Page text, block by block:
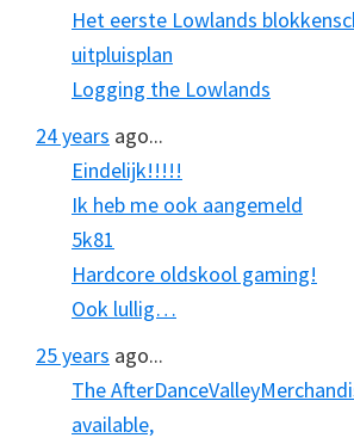
Het eerste Lowlands
uitpluisplan
Logging the Lowlands
24 years ago...
Eindelijk!!!!!
Ik heb me ook aangemeld
5k81
Hardcore oldskool gaming!
Ook lullig…
25 years ago...
The
available,